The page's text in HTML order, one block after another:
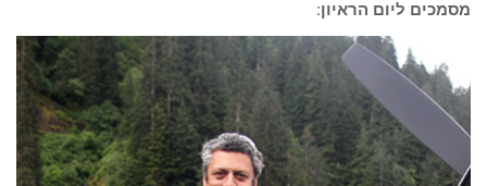
מסמכים ליום הראיון: